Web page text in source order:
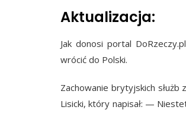
Aktualizacja:
Jak donosi portal
wrócić do Polski.
Zachowanie brytyjskich służb
Lisicki, który napisał: —